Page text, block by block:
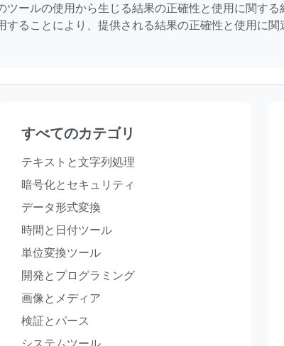
ールの使用から生じる結果の正確性と使用に関する
ることにより、提供される結果の正確性と使用に
すべてのカテゴリ
テキストと文字列処理
暗号化とセキュリティ
データ形式変換
時間と日付ツール
単位変換ツール
開発とプログラミング
画像とメディア
検証とパース